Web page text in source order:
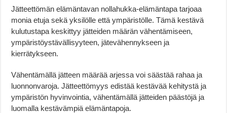
Jätteettömän elämäntavan nollahukka-elämäntapa tarjoaa
monia etuja sekä yksilölle että ympäristölle. Tämä kestävä
kulutustapa keskittyy jätteiden määrän vähentämiseen,
ympäristöystävällisyyteen, jätevähennykseen ja
kierrätykseen.
Vähentämällä jätteen määrää arjessa voi säästää rahaa ja
luonnonvaroja. Jätteettömyys edistää kestävää kehitystä ja
ympäristön hyvinvointia, vähentämällä jätteiden päästöjä ja
luomalla kestävämpiä elämäntapoja.